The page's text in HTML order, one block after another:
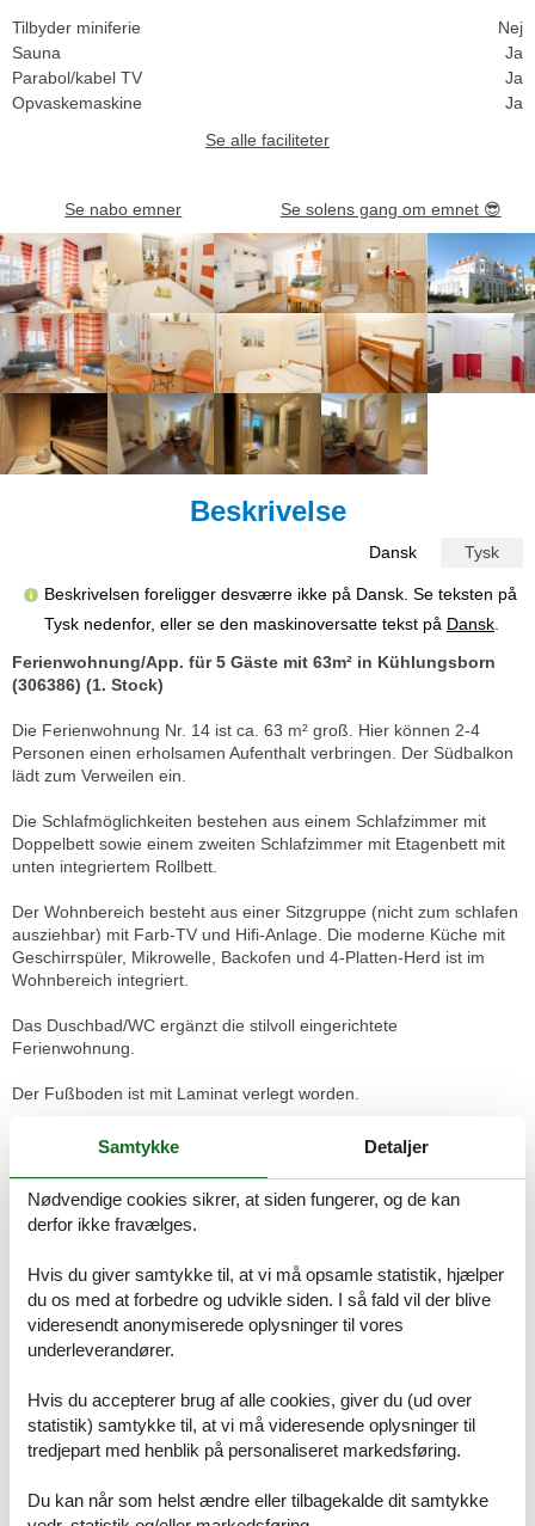
Tilbyder miniferie
Nej
Sauna
Ja
Parabol/kabel TV
Ja
Opvaskemaskine
Ja
Se alle faciliteter
Se nabo emner Se solens gang om emnet 😎
Beskrivelse
Dansk Tysk
Beskrivelsen foreligger desværre ikke på Dansk. Se teksten på
Tysk nedenfor, eller se den maskinoversatte tekst på Dansk
Ferienwohnung/App. für 5 Gäste mit 63m² in Kühlungsborn
(306386) (1. Stock)
Die Ferienwohnung Nr. 14 ist ca. 63 m² groß. Hier können 2-4
Personen einen erholsamen Aufenthalt verbringen. Der Südbalkon
lädt zum Verweilen ein.
Die Schlafmöglichkeiten bestehen aus einem Schlafzimmer mit
Doppelbett sowie einem zweiten Schlafzimmer mit Etagenbett mit
unten integriertem Rollbett.
Der Wohnbereich besteht aus einer Sitzgruppe (nicht zum schlafen
ausziehbar) mit Farb-TV und Hifi-Anlage. Die moderne Küche mit
Geschirrspüler, Mikrowelle, Backofen und 4-Platten-Herd ist im
Wohnbereich integriert.
Das Duschbad/WC ergänzt die stilvoll eingerichtete
Ferienwohnung.
Der Fußboden ist mit Laminat verlegt worden.
Haustiere dürfen nicht mitgebracht werden.
In diesem Appartement ist das Rauchen nicht gestattet.
In der Tiefgarage steht Ihnen der Stellplatz Nr. 23 zur Verfügung.
Die Stellplätze sind Doppelparker. Bitte achten Sie darauf, dass Ihr
1,50 m nicht überschreitet, damit es bei Ihrem Aufenthalt keine
Unannehmlichkeiten gibt. Zulässiges Gesamtgewicht ist 2000 kg.
Dachboxen, Fahrradhalterungen und Autoantennen, etc. sind vor
der Einfahrt abzunehmen.
Tiefgaragenstellplatz, ein Außenstellplatz organisiert werden.
Sollten diese bereits belegt sein, wäre nur noch eine
kostenpflichtige Lösung auf einem städtischen Parkplatz möglich.
Stellplatzes in der Tiefgarage entsprechen,
Samtykke Detaljer
Nødvendige cookies sikrer, at siden fungerer, og de kan
derfor ikke fravælges.
Hvis du giver samtykke til, at vi må opsamle statistik, hjælper
du os med at forbedre og udvikle siden. I så fald vil der blive
videresendt anonymiserede oplysninger til vores
underleverandører.
Hvis du accepterer brug af alle cookies, giver du (ud over
statistik) samtykke til, at vi må videresende oplysninger til
tredjepart med henblik på personaliseret markedsføring.
Du kan når som helst ændre eller tilbagekalde dit samtykke